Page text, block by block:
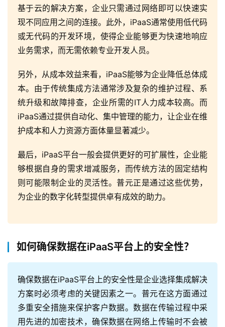
基于云的解决方案，企业只需通过网络即可以快速实
现不同应用之间的连接。此外，iPaaS通常使用低代码
或无代码的开发环境，使得企业能够更为快速地响应
业务需求，而无需依赖专业开发人员。
另外，从成本效益来看，iPaaS能够为企业降低总体成
本。由于传统集成方法通常涉及复杂的维护过程、系
统升级和故障排查，企业所需的IT人力成本较高。而
iPaaS通过提供自动化、集中管理的能力，让企业在维
护成本和人力资源方面体量显著减少。
最后，iPaaS平台一般会提供更好的可扩展性，企业能
够根据自身的需求增减服务，而传统方法的固定结构
则可能限制企业的灵活性。普元正是通过这些优势，
为企业的数字化转型提供卓有成效的助力。
如何确保数据在iPaaS平台上的安全性？
确保数据在iPaaS平台上的安全性是企业选择集成解决
方案时必须考虑的关键因素之一。普元在这方面通过
多重安全措施来保护客户数据。数据在传输过程中采
用先进的加密技术，确保数据在网络上传输时不会被